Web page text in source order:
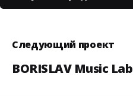
Следующий проект
BORISLAV Music Lab